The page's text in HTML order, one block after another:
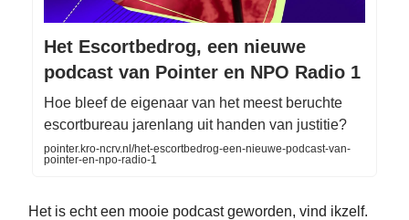
Het Escortbedrog, een nieuwe
podcast van Pointer en NPO Radio 1
Hoe bleef de eigenaar van het meest beruchte
escortbureau jarenlang uit handen van justitie?
pointer.kro-ncrv.nl/het-escortbedrog-een-nieuwe-podcast-van-
pointer-en-npo-radio-1
Het is echt een mooie podcast geworden, vind ikzelf.